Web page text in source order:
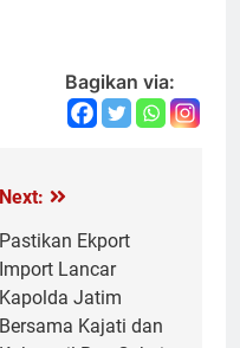
Bagikan via:
Next:
Pastikan Ekport
Import Lancar
Kapolda Jatim
Bersama Kajati dan